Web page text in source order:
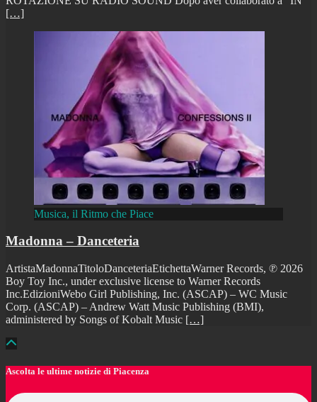
[…]
Musica, il Ritmo che Piace
Madonna – Danceteria
ArtistaMadonnaTitoloDanceteriaEtichettaWarner Records, ℗ 2026
Boy Toy Inc., under exclusive license to Warner Records
Inc.EdizioniWebo Girl Publishing, Inc. (ASCAP) – WC Music
Corp. (ASCAP) – Andrew Watt Music Publishing (BMI),
administered by Songs of Kobalt Music […]
Ascolta le ultime notizie di Piacenza